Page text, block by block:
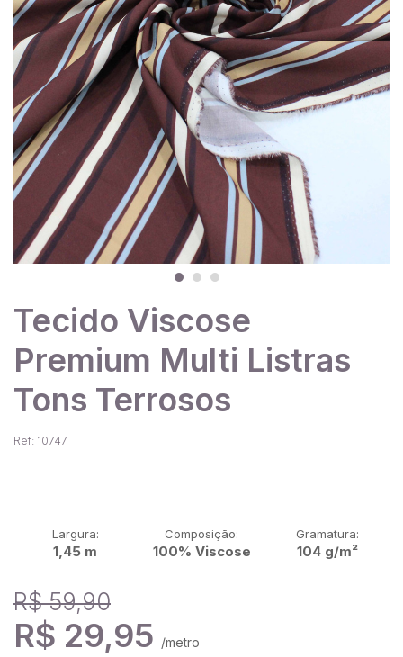
Tecido Viscose
Premium Multi Listras
Tons Terrosos
Ref: 10747
Largura:
1,45 m
Composição:
100% Viscose
Gramatura:
104 g/m²
R$ 59,90
R$ 29,95 /metro